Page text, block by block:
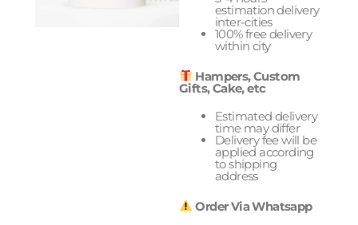
estimation delivery
inter-cities
100% free delivery
within city
Hampers, Custom
Gifts, Cake, etc
Estimated delivery
time may differ
Delivery fee will be
applied according
to shipping
address
Order Via Whatsapp